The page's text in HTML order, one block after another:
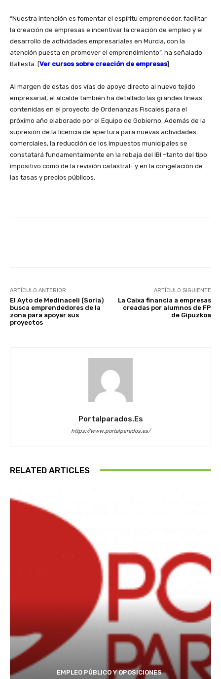
“Nuestra intención es fomentar el espíritu emprendedor, facilitar
la creación de empresas e incentivar la creación de empleo y el
desarrollo de actividades empresariales en Murcia, con la
atención puesta en promover el emprendimiento”, ha señalado
Ballesta. [Ver cursos sobre creación de empresas]
Al margen de estas dos vías de apoyo directo al nuevo tejido
empresarial, el alcalde también ha detallado las grandes líneas
contenidas en el proyecto de Ordenanzas Fiscales para el
próximo año elaborado por el Equipo de Gobierno. Además de la
supresión de la licencia de apertura para nuevas actividades
comerciales, la reducción de los impuestos municipales se
constatará fundamentalmente en la rebaja del IBI –tanto del tipo
impositivo como de la revisión catastral- y en la congelación de
las tasas y precios públicos.
ARTÍCULO ANTERIOR
El Ayto de Medinaceli (Soria)
busca emprendedores de la
zona para apoyar sus
proyectos
ARTÍCULO SIGUIENTE
La Caixa financia a empresas
creadas por alumnos de FP
de Gipuzkoa
Portalparados.es
https://www.portalparados.es/
RELATED ARTICLES
EMPLEO PÚBLICO Y OPOSICIONES